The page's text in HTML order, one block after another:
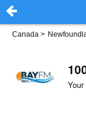
Canada >